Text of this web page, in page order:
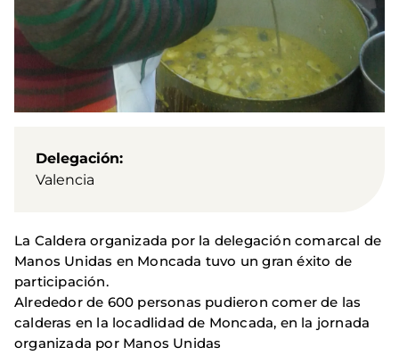
Delegación
Valencia
La Caldera organizada por la delegación comarcal de
Manos Unidas en Moncada tuvo un gran éxito de
participación.
Alrededor de 600 personas pudieron comer de las
calderas en la locadlidad de Moncada, en la jornada
organizada por Manos Unidas